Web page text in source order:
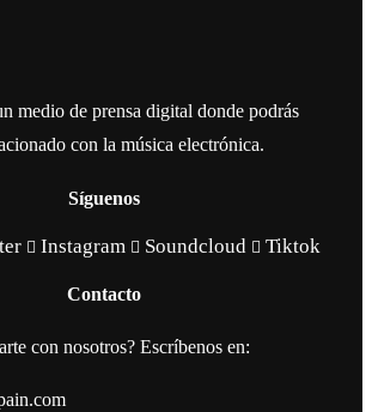
medio de prensa digital donde podrás
con la música electrónica.
Síguenos
Instagram Soundcloud Tiktok
Contacto
con nosotros? Escríbenos en: